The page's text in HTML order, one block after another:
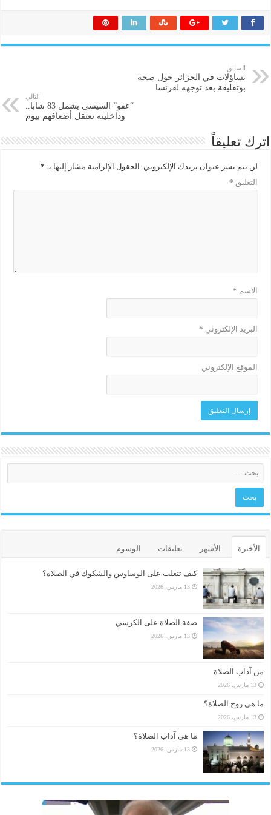
السابق
تساؤلات في الجزائر حول صحة
بوتفليقة بعد توجهه لفرنسا
التالي
“عفو” السيسي يشمل 83 شابا..
وداخليته تعتقل أضعافهم بيوم
اترك تعليقاً
لن يتم نشر عنوان بريدك الإلكتروني. الحقول الإلزامية مشار إليها بـ *
التعليق *
الاسم *
البريد الإلكتروني *
الموقع الإلكتروني
الأخيرة الأشهر تعليقات الوسوم
كيف تتغلب على الوساوس والشكوك في الصلاة؟
13 مارس، 2026
صفة الصلاة على الكرسي
13 مارس، 2026
من آداب الصلاة
13 مارس، 2026
ما هي روح الصلاة؟
13 مارس، 2026
ما هي آداب الصلاة؟
13 مارس، 2026